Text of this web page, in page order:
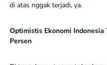
di atas nggak terjadi, ya.
Optimistis Ekonomi Indonesia
Persen